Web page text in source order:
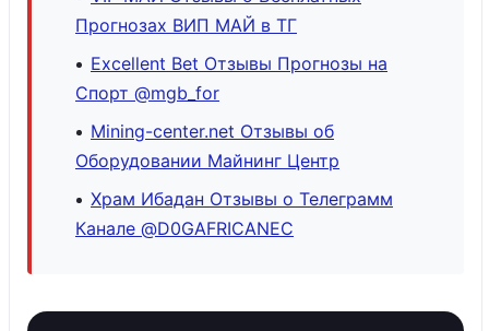
Прогнозах ВИП МАЙ в ТГ
Excellent Bet Отзывы Прогнозы на
Спорт @mgb_for
Mining-center.net Отзывы об
Оборудовании Майнинг Центр
Храм Ибадан Отзывы о Телеграмм
Канале @D0GAFRICANEC